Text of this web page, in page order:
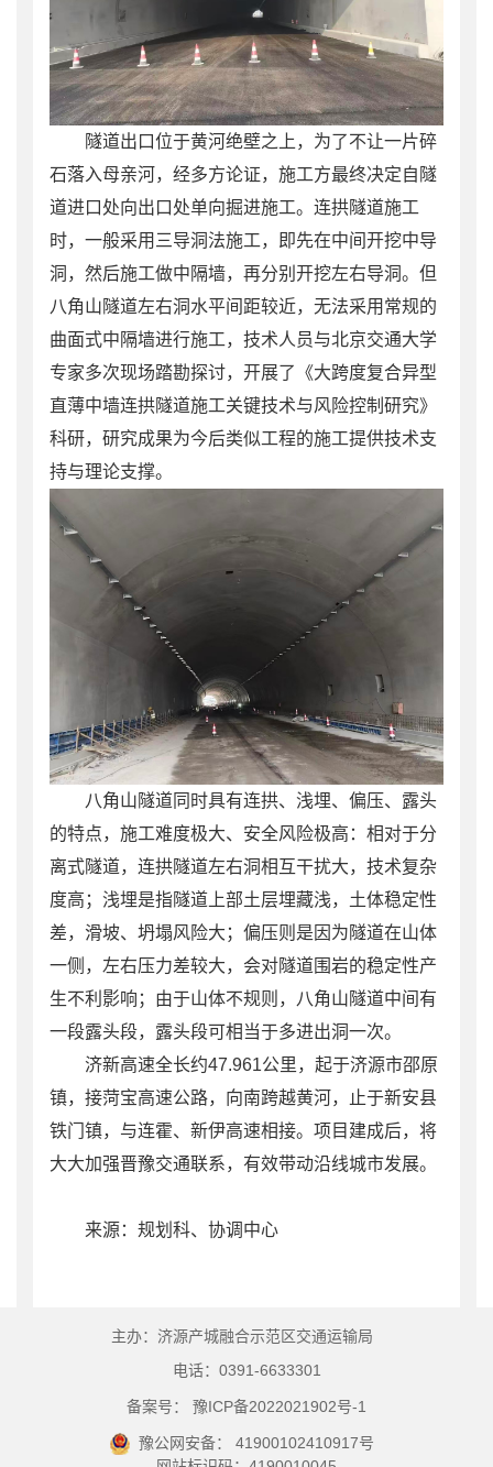
隧道出口位于黄河绝壁之上，为了不让一片碎
石落入母亲河，经多方论证，施工方最终决定自隧
道进口处向出口处单向掘进施工。连拱隧道施工
时，一般采用三导洞法施工，即先在中间开挖中导
洞，然后施工做中隔墙，再分别开挖左右导洞。但
八角山隧道左右洞水平间距较近，无法采用常规的
曲面式中隔墙进行施工，技术人员与北京交通大学
专家多次现场踏勘探讨，开展了《大跨度复合异型
直薄中墙连拱隧道施工关键技术与风险控制研究》
科研，研究成果为今后类似工程的施工提供技术支
持与理论支撑。
八角山隧道同时具有连拱、浅埋、偏压、露头
的特点，施工难度极大、安全风险极高：相对于分
离式隧道，连拱隧道左右洞相互干扰大，技术复杂
度高；浅埋是指隧道上部土层埋藏浅，土体稳定性
差，滑坡、坍塌风险大；偏压则是因为隧道在山体
一侧，左右压力差较大，会对隧道围岩的稳定性产
生不利影响；由于山体不规则，八角山隧道中间有
一段露头段，露头段可相当于多进出洞一次。
济新高速全长约47.961公里，起于济源市邵原
镇，接菏宝高速公路，向南跨越黄河，止于新安县
铁门镇，与连霍、新伊高速相接。项目建成后，将
大大加强晋豫交通联系，有效带动沿线城市发展。
来源：规划科、协调中心
主办：济源产城融合示范区交通运输局
电话：0391-6633301
备案号： 豫ICP备2022021902号-1
豫公网安备： 41900102410917号